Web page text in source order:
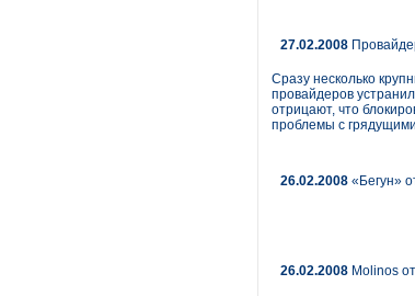
27.02.2008
Сразу несколько
провайдеров
отрицают, что
проблемы с
26.02.2008 «Бегун»
26.02.2008 Molinos